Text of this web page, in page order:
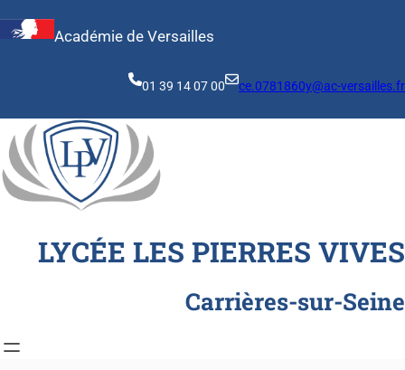
au
Académie de Versailles
01 39 14 07 00 ce.0781860y@ac-versailles.fr
LYCÉE LES PIERRES VIVES
Carrières-sur-Seine